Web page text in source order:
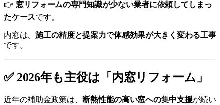
👉 窓リフォームの専門知識が少ない業者に依頼してしまっ
たケースです。
内窓は、 施工の精度と提案力で体感効果が大きく変わる工事
です。
✅ 2026年も主役は「内窓リフォーム」
近年の補助金政策は、 断熱性能の高い窓への集中支援が続い